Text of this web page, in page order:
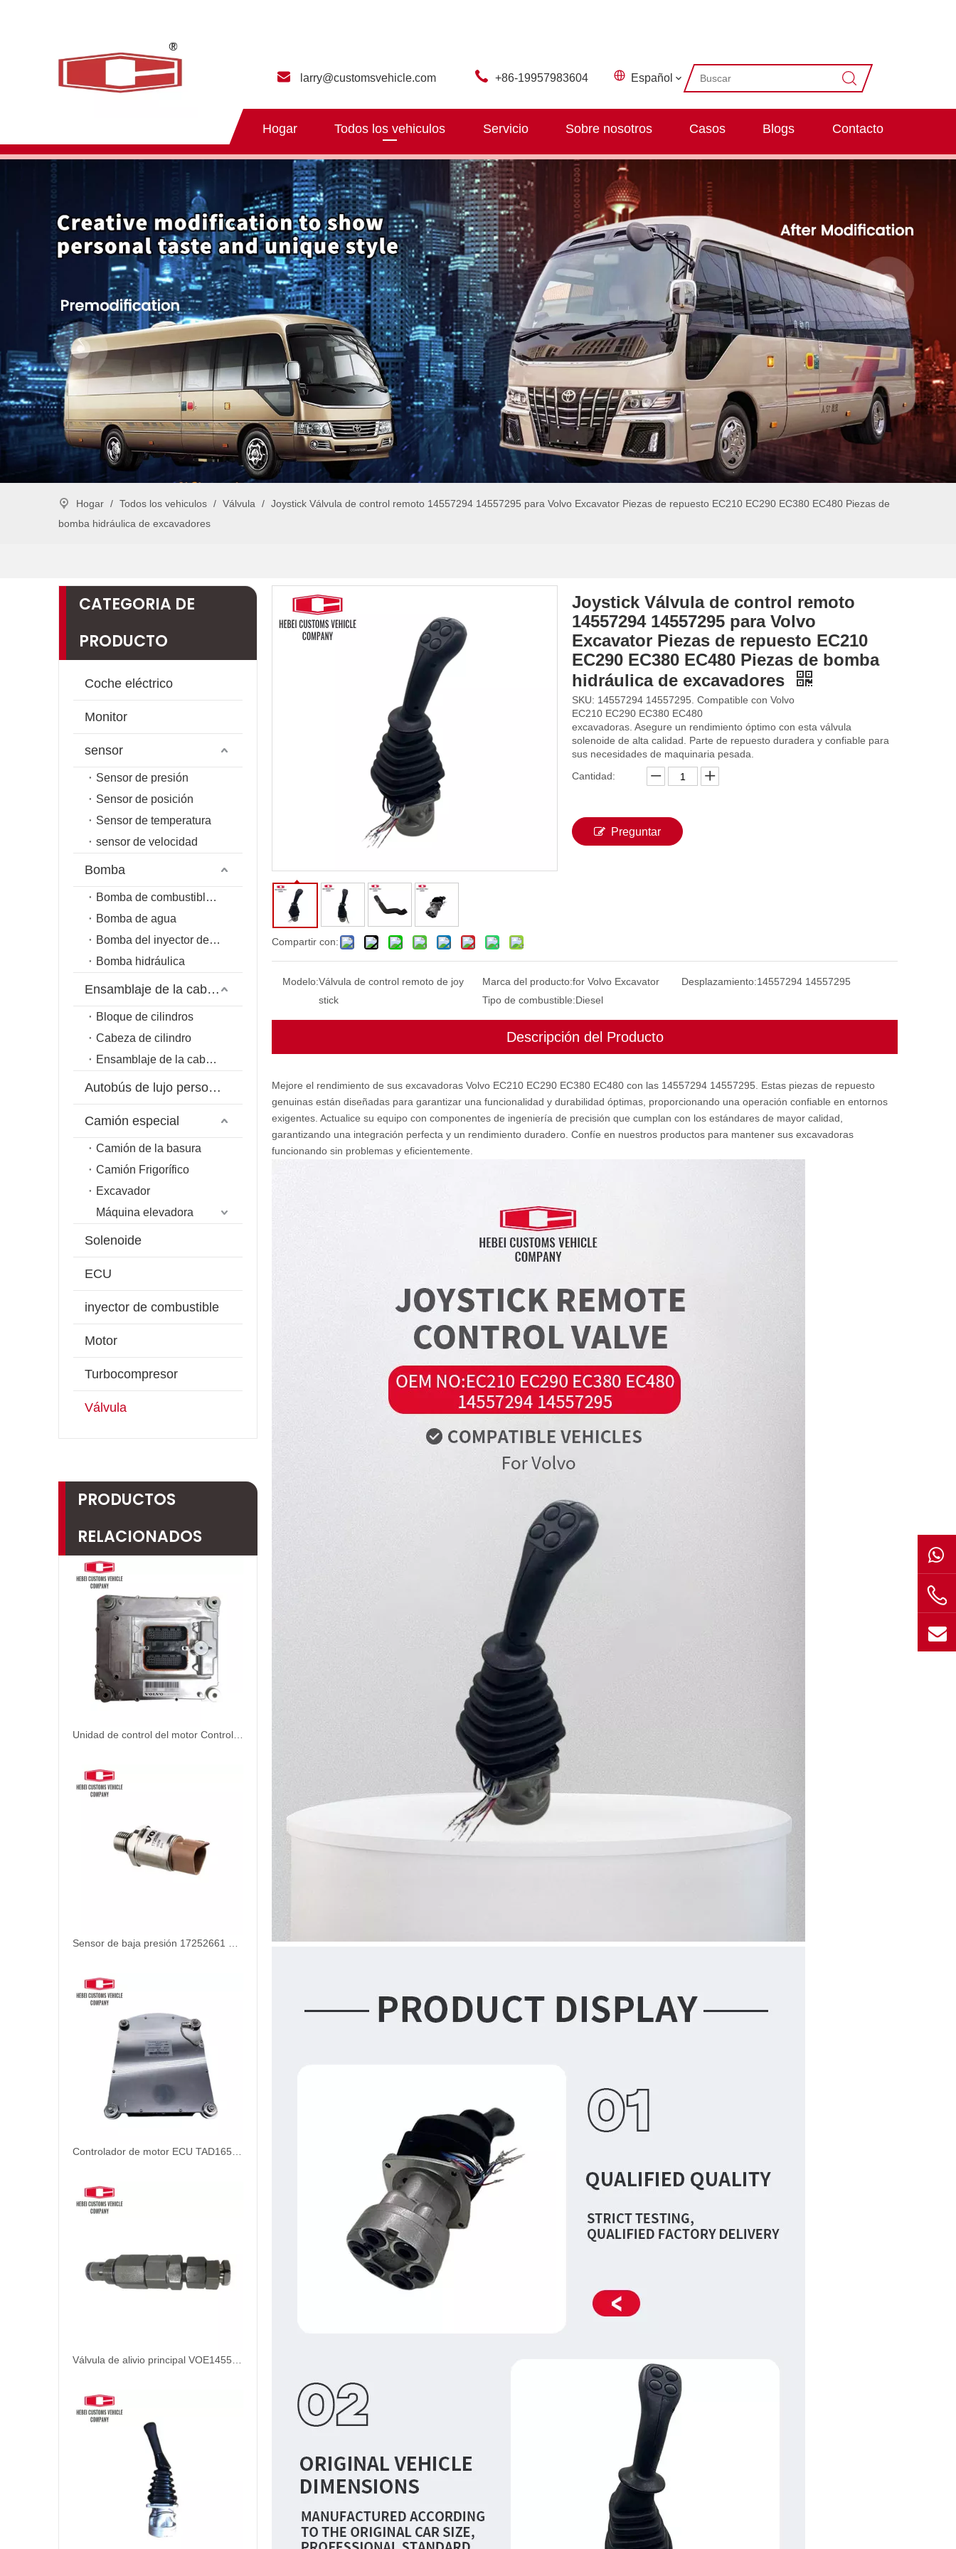
larry@customsvehicle.com +86-19957983604 Español
Hogar Todos los vehiculos Servicio Sobre nosotros Casos Blogs Contacto
Hogar / Todos los vehiculos / Válvula / Joystick Válvula de control remoto 14557294 14557295 para Volvo Excavator Piezas de repuesto EC210 EC290 EC380 EC480 Piezas de
bomba hidráulica de excavadores
CATEGORIA DE
PRODUCTO
Coche eléctrico
Monitor
sensor
Sensor de presión
Sensor de posición
Sensor de temperatura
sensor de velocidad
Bomba
Bomba de combustible de riel común
Bomba de agua
Bomba del inyector de combustible
Bomba hidráulica
Ensamblaje de la cabeza del cilindro
Bloque de cilindros
Cabeza de cilindro
Ensamblaje de la cabeza del cilindro
Autobús de lujo personalizado
Camión especial
Camión de la basura
Camión Frigorífico
Excavador
Máquina elevadora
Solenoide
ECU
inyector de combustible
Motor
Turbocompresor
Válvula
PRODUCTOS
RELACIONADOS
Compartir con:
Joystick Válvula de control remoto
14557294 14557295 para Volvo
Excavator Piezas de repuesto EC210
EC290 EC380 EC480 Piezas de bomba
hidráulica de excavadores
SKU: 14557294 14557295. Compatible con Volvo
EC210 EC290 EC380 EC480
excavadoras. Asegure un rendimiento óptimo con esta válvula
solenoide de alta calidad. Parte de repuesto duradera y confiable para
sus necesidades de maquinaria pesada.
Cantidad:
Preguntar
Modelo:Válvula de control remoto de joy
stick
Marca del producto:for Volvo Excavator Desplazamiento:14557294 14557295
Tipo de combustible:Diesel
Descripción del Producto
Mejore el rendimiento de sus excavadoras Volvo EC210 EC290 EC380 EC480 con las 14557294 14557295. Estas piezas de repuesto
genuinas están diseñadas para garantizar una funcionalidad y durabilidad óptimas, proporcionando una operación confiable en entornos
exigentes. Actualice su equipo con componentes de ingeniería de precisión que cumplan con los estándares de mayor calidad,
garantizando una integración perfecta y un rendimiento duradero. Confíe en nuestros productos para mantener sus excavadoras
funcionando sin problemas y eficientemente.